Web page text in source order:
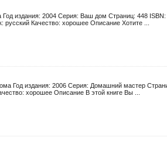
издания: 2004 Серия: Ваш дом Страниц: 448
Качество: хорошее Описание Хотите ...
Год издания: 2006 Серия: Домашний мастер
хорошее Описание В этой книге Вы ...